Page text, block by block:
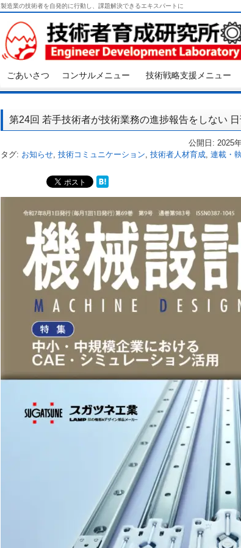
製造業の技術者を自発的に行動し、課題解決できるエキスパートに
ごあいさつ コンサルメニュー 技術戦略支援メニュー
第24回 若手技術者が技術業務の進捗報告をしない
公開日: 2025
タグ: お知らせ, 技術コミュニケーション, 技術者人材育成, 連載・